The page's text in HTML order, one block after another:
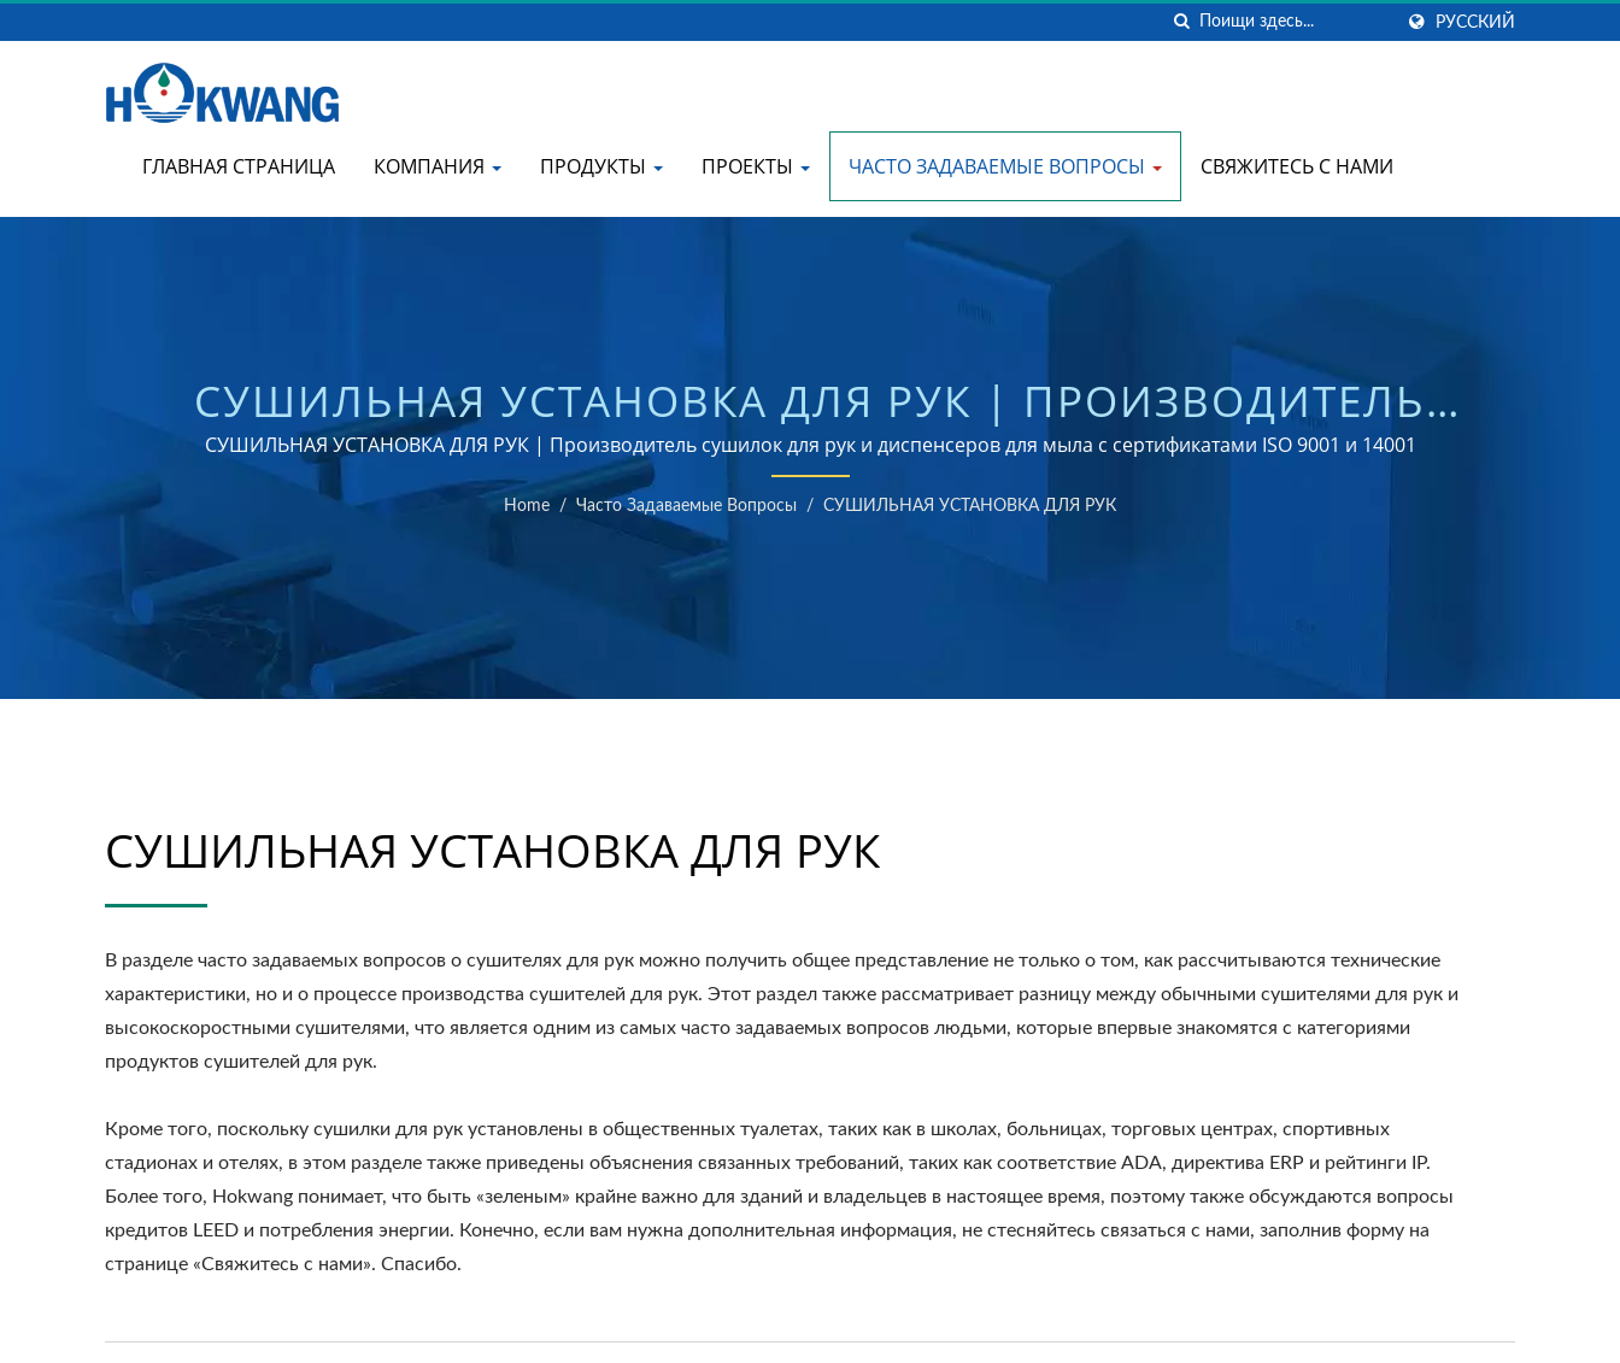
РУССКИЙ
ГЛАВНАЯ СТРАНИЦА КОМПАНИЯ ПРОДУКТЫ ПРОЕКТЫ ЧАСТО ЗАДАВАЕМЫЕ ВОПРОСЫ СВЯЖИТЕСЬ С НАМИ
СУШИЛЬНАЯ УСТАНОВКА ДЛЯ РУК | ПРОИЗВОДИТЕЛЬ
КОММЕРЧЕСКИХ СУШИЛОК ДЛЯ РУК | HOKWANG
СУШИЛЬНАЯ УСТАНОВКА ДЛЯ РУК | Производитель сушилок для рук и диспенсеров для мыла с сертификатами ISO 9001 и 14001
Home / Часто Задаваемые Вопросы / СУШИЛЬНАЯ УСТАНОВКА ДЛЯ РУК
СУШИЛЬНАЯ УСТАНОВКА ДЛЯ РУК
В разделе часто задаваемых вопросов о сушителях для рук можно получить общее представление не только о том, как рассчитываются технические
характеристики, но и о процессе производства сушителей для рук. Этот раздел также рассматривает разницу между обычными сушителями для рук и
высокоскоростными сушителями, что является одним из самых часто задаваемых вопросов людьми, которые впервые знакомятся с категориями
продуктов сушителей для рук.
Кроме того, поскольку сушилки для рук установлены в общественных туалетах, таких как в школах, больницах, торговых центрах, спортивных
стадионах и отелях, в этом разделе также приведены объяснения связанных требований, таких как соответствие ADA, директива ERP и рейтинги IP.
Более того, Hokwang понимает, что быть «зеленым» крайне важно для зданий и владельцев в настоящее время, поэтому также обсуждаются вопросы
кредитов LEED и потребления энергии. Конечно, если вам нужна дополнительная информация, не стесняйтесь связаться с нами, заполнив форму на
странице «Свяжитесь с нами». Спасибо.